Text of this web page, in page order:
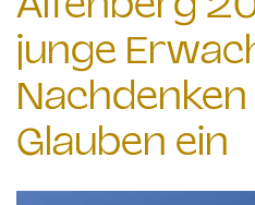
junge
Glauben ein